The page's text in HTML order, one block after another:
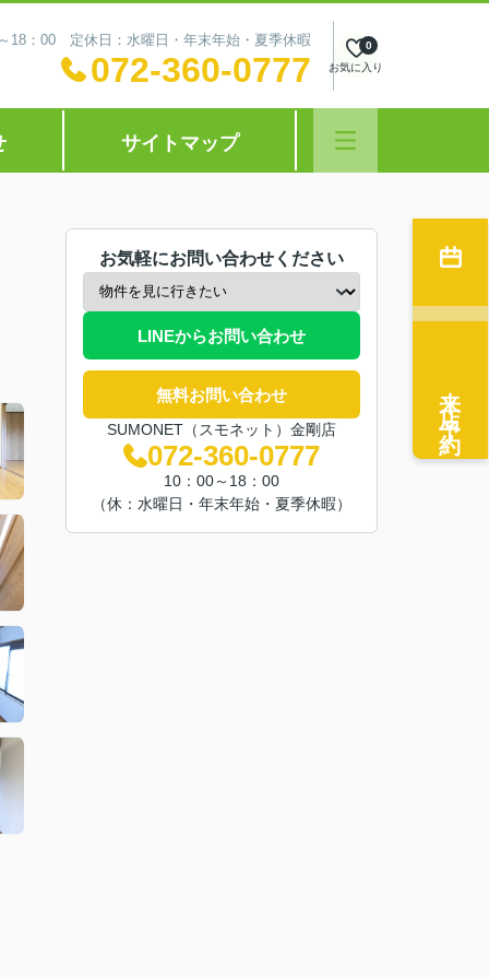
18：00 定休日：水曜日・年末年始・夏季休暇
072-360-0777 お気に入り
0
サイトマップ
お気軽にお問い合わせください
LINEからお問い合わせ
無料お問い合わせ
SUMONET（スモネット）金剛店
072-360-0777
10：00～18：00
（休：水曜日・年末年始・夏季休暇）
来店予約